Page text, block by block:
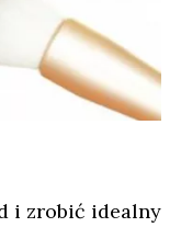
i zrobić idealny